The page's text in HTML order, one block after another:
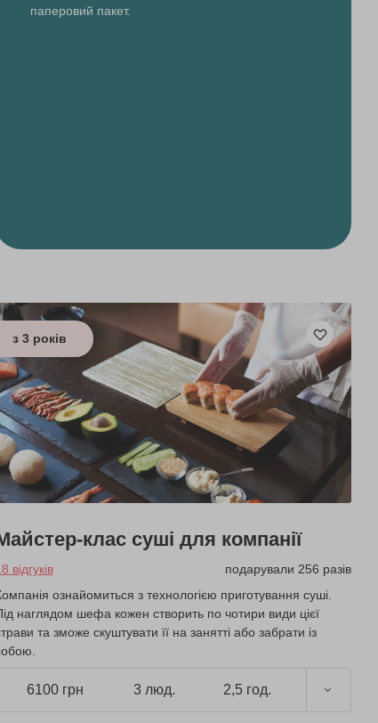
паперовий пакет.
з 3 років
клас суші для компанії
відгуків
подарували 256 разів
ознайомиться з технологією приготування суші.
наглядом шефа кожен створить по чотири види цієї
та зможе скуштувати її на занятті або забрати із
6100 грн 3 люд. 2,5 год.